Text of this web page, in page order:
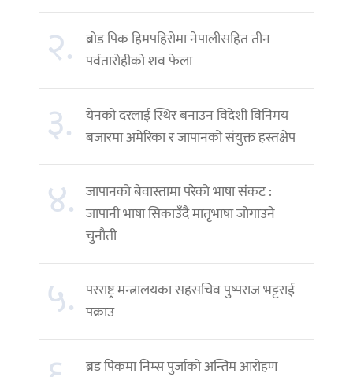
२. ब्रोड पिक हिमपहिरोमा नेपालीसहित तीन
पर्वतारोहीको शव फेला
३.
येनको दरलाई स्थिर बनाउन विदेशी विनिमय
बजारमा अमेरिका र जापानको संयुक्त हस्तक्षेप
४. जापानको बेवास्तामा परेको भाषा संकट :
जापानी भाषा सिकाउँदै मातृभाषा जोगाउने
चुनौती
५. परराष्ट्र मन्त्रालयका सहसचिव पुष्पराज भट्टराई
पक्राउ
ब्रड पिकमा निम्स पुर्जाको अन्तिम आरोहण